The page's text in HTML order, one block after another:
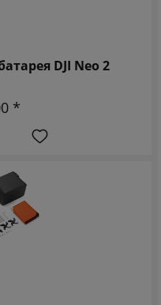
DJI Neo 2
*